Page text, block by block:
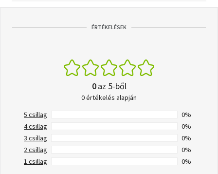
ÉRTÉKELÉSEK
0az 5-ből
0 értékelés alapján
5 csillag
0%
4 csillag
0%
3 csillag
0%
2 csillag
0%
1 csillag
0%